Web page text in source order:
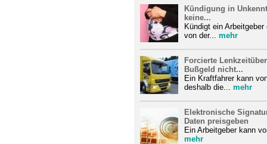
Kündigung in
keine...
Kündigt ein
von der... mehr
Forcierte
Bußgeld nicht...
Ein Kraftfahrer kann
deshalb die... mehr
Elektronische
Daten preisgeben
Ein Arbeitgeber kann
mehr